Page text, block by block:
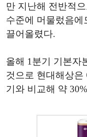
만 지난해 전반적
수준에 머물렀음에
끌어올렸다.
올해 1분기 기본자
것으로 현대해상은
기와 비교해 약